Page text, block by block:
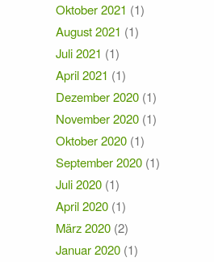
Oktober 2021 (1)
August 2021 (1)
Juli 2021 (1)
April 2021 (1)
Dezember 2020 (1)
November 2020 (1)
Oktober 2020 (1)
September 2020 (1)
Juli 2020 (1)
April 2020 (1)
März 2020 (2)
Januar 2020 (1)